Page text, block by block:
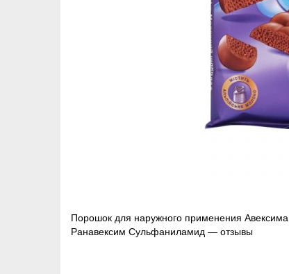
Навигация
по
Порошок для наружного применения Авексима
Ранавексим Сульфаниламид — отзывы